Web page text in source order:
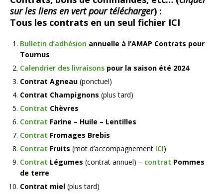
sur les liens en vert pour télécharger) :
Tous les contrats en un seul fichier ICI
Bulletin d’adhésion annuelle à l’AMAP Contrats pour
Tournus
Calendrier des livraisons pour la saison été 2024
Contrat Agneau (ponctuel)
Contrat Champignons (plus tard)
Contrat Chèvres
Contrat Farine – Huile – Lentilles
Contrat Fromages Brebis
Contrat Fruits (mot d’accompagnement ICI)
Contrat Légumes (contrat annuel) – contrat Pommes
de terre
Contrat miel (plus tard)